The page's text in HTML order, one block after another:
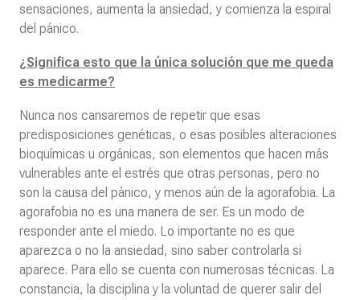
sensaciones, aumenta la ansiedad, y comienza la espiral
del pánico.
¿Significa esto que la única solución que me queda
es medicarme?
Nunca nos cansaremos de repetir que esas
predisposiciones genéticas, o esas posibles alteraciones
bioquímicas u orgánicas, son elementos que hacen más
vulnerables ante el estrés que otras personas, pero no
son la causa del pánico, y menos aún de la agorafobia. La
agorafobia no es una manera de ser. Es un modo de
responder ante el miedo. Lo importante no es que
aparezca o no la ansiedad, sino saber controlarla si
aparece. Para ello se cuenta con numerosas técnicas. La
constancia, la disciplina y la voluntad de querer salir del